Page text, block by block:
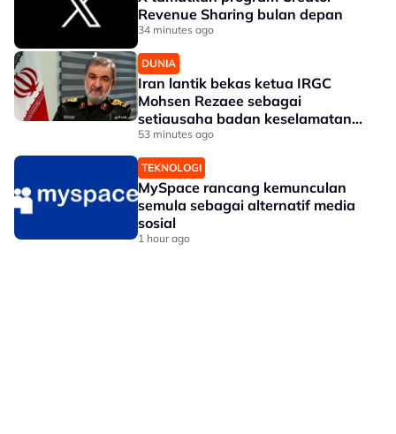
Revenue Sharing bulan depan
34 minutes ago
DUNIA
Iran lantik bekas ketua IRGC
Mohsen Rezaee sebagai
setiausaha badan keselamatan
tertinggi
53 minutes ago
TEKNOLOGI
MySpace rancang kemunculan
semula sebagai alternatif media
sosial
1 hour ago